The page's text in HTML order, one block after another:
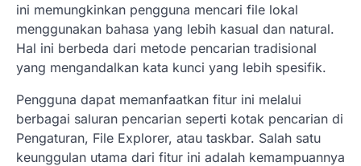
ini memungkinkan pengguna mencari file lokal
menggunakan bahasa yang lebih kasual dan natural.
Hal ini berbeda dari metode pencarian tradisional
yang mengandalkan kata kunci yang lebih spesifik.
Pengguna dapat memanfaatkan fitur ini melalui
berbagai saluran pencarian seperti kotak pencarian di
Pengaturan, File Explorer, atau taskbar. Salah satu
keunggulan utama dari fitur ini adalah kemampuannya